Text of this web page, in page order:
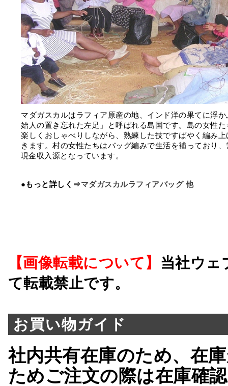
マダガスカルはラフィア原産の地、インド洋の果てに浮
始人の置き忘れた左足」と呼ばれる島国です。島の女性
楽しくおしゃべりしながら、熟練した技ですばやく編み
きます。村の女性たちはバッグ編みで生活を補っており
現金収入源となっています。
●もっと詳しく⇒マダガスカルラフィアバッグ 他
【画像転載について】 当社ウェ
て転載禁止です。
お買い物ガイド
社内共有在庫のため、在
ためご注文の際は在庫確